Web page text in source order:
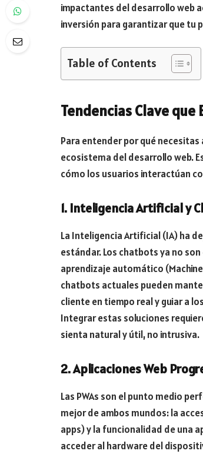
impactantes del desarrollo web
inversión para garantizar que tu
Table of Contents
Tendencias Clave que
Para entender por qué
ecosistema del desarrollo web.
cómo los usuarios interactúan
1. Inteligencia Artificial y
La Inteligencia Artificial (IA) ha
estándar. Los chatbots ya no
aprendizaje automático
chatbots actuales pueden
cliente en tiempo real y guiar a
Integrar estas soluciones
sienta natural y útil, no intrusiva.
2. Aplicaciones Web
Las PWAs son el punto medio
mejor de ambos mundos: la
apps) y la funcionalidad de una
acceder al hardware del